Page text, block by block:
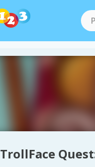
TrollFace